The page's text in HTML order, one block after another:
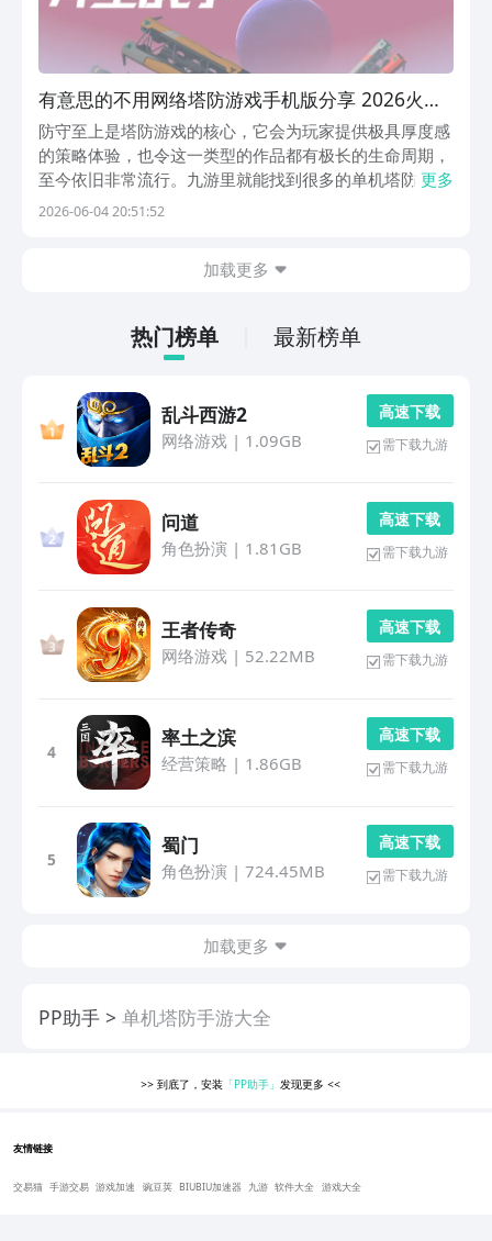
有意思的不用网络塔防游戏手机版分享 2026火爆
的的单机塔防手游合辑
防守至上是塔防游戏的核心，它会为玩家提供极具厚度感
的策略体验，也令这一类型的作品都有极长的生命周期，
至今依旧非常流行。九游里就能找到很多的单机塔防，它
们多以闯关为主，也特别的耐玩。九游是手游福利第一的
更多
2026-06-04 20:51:52
加载更多
热门榜单 最新榜单
乱斗西游2
网络游戏| 1.09GB
高 速 下 载
需下载九游
问道
角色扮演 | 1.81GB
高 速 下 载
需下载九游
王者传奇
网络游戏| 52.22MB
高 速 下 载
需下载九游
4
率土之滨
经营策略 | 1.86GB
高 速 下 载
需下载九游
5
蜀门
角色扮演 | 724.45MB
高 速 下 载
需下载九游
加载更多
PP助手 单机塔防手游大全
>> 到底了，安装 「PP助手」发现更多<<
友情链接
交易猫 手游交易 游戏加速 豌豆荚 BIUBIU加速器 九游 软件大全 游戏大全